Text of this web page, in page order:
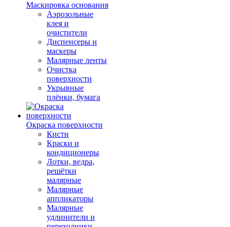
Маскировка основания
Аэрозольные
клея и
очистители
Диспенсеры и
маскеры
Малярные ленты
Очистка
поверхности
Укрывные
плёнки, бумага
Окраска поверхности
Кисти
Краски и
кондиционеры
Лотки, ведра,
решётки
малярные
Малярные
аппликаторы
Малярные
удлинители и